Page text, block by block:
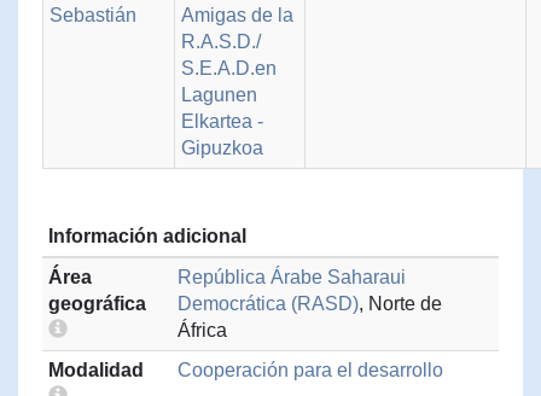
Sebastián
Amigas de la
R.A.S.D./
S.E.A.D.en
Lagunen
Elkartea -
Gipuzkoa
Información adicional
Área
geográfica
República Árabe Saharaui
Democrática (RASD), Norte de
África
Modalidad
Cooperación para el desarrollo